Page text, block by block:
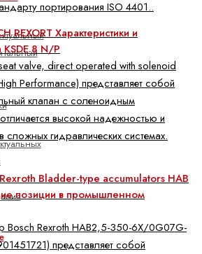
портирования ISO 4401..
REXORT Характеристики и
N/P
valve, direct operated with solenoid
Performance) представляет собой
клапан с соленоидным
высокой надежностью и
сложных гидравлических системах.
Bladder-type accumulators HAB
позиции в промышленном
Bosch Rexroth HAB2,5-350-6X/0G07G-
представляет собой